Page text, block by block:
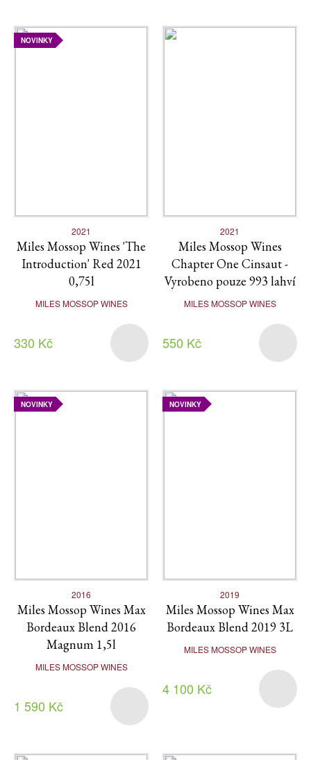
NOVINKY
2021
Miles Mossop Wines 'The
Introduction' Red 2021
0,75l
MILES MOSSOP WINES
330 Kč
2021
Miles Mossop Wines
Chapter One Cinsaut -
Vyrobeno pouze 993 lahví
MILES MOSSOP WINES
550 Kč
NOVINKY
2016
Miles Mossop Wines Max
Bordeaux Blend 2016
Magnum 1,5l
MILES MOSSOP WINES
1 590 Kč
NOVINKY
2019
Miles Mossop Wines Max
Bordeaux Blend 2019 3L
MILES MOSSOP WINES
4 100 Kč